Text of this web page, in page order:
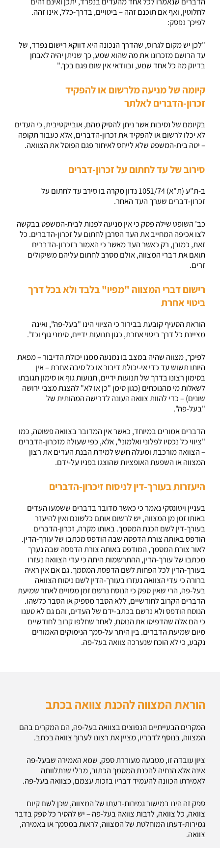
לחלוטין, ואף אם תוכנם זהה – ביטויים, בדרך-כלל, אינו זהה.
לפיכך נפסק:
"לכן יש מקום לגרוס, שהדרך הנכונה היא דווקא רישום נפרד, של
עד הרושם מזכרונו את מה שהוא שמע, כך שניתן יהיה לאבחן
בדיוק מה כל אחד שמע, ובוודאי אין שום פגם בכך."
קיומה של מניעה מלרשום או להפקיד
זכרון-הדברים לאלתר
בקיומם של נסיבות אשר ניתן להסיק מהם, אובייקטיבית, כי העדים
לא יכלו לרשום או להפקיד את זכרון-הדברים, אלא כעבור תקופה
– יטה בית-המשפט שלא לייחס לאיחור פגם הפוסל את הצוואה.
סירוב של עד לחתום על זכרון-דברים
ב-ת"ע (ת"א) 1051/74 נדון מקרה בו סירב עד לחתום על
זכרון-דברים שערך העד האחר.
כב' השופט שילה פסק כי אין מניעה לפנות לבית-המשפט בבקשה
לצו אכיפה המחייב את העד הסרבן לחתום על זכרון-הדברים. כל
זאת, כמובן, רק כאשר העד מאשר כי האמור בזכרון-הדברים
תואם את דברי המצווה, אולם מסרב לחתום עליהם משיקולים
זרים.
רישום דברי המצווה "מפיו" בלבד ולא בכל דרך
ביטוי אחרת
הוראת הסעיף קובעת בבירור כי הציווי הינו "בעל-פה", ואינה
מציינת כל דרך ביטוי אחרת, כגון תנועות ידיים, סימני גוף וכד'.
לפיכך, מצווה שהיה במצב בו נמנעה ממנו יכולת הדיבור – מפאת
היותו תשוש עד כדי אי-יכולת דיבור או כל סיבה אחרת – אין
בסימון רצונו בדרך של תנועות ידיים, תנועות גוף או סימון תגובתו
לשאלות מי מהנוכחים (כגון סימן "כן או לא" להצגת מצבי ירושה
שונים) – כדי להוות צוואה העונה לדרישה המהותית של
"בעל-פה".
הדברים אמורים במיוחד, כאשר אין המדובר בצוואה פשוטה, כמו
"ציווי כל נכסיו לפלוני ואלמוני", אלא, כפי שעולה מזכרון-הדברים
– הצוואה מורכבת ומעלה חשש למידת הבנת העדים את רצון
המצווה או השפעת האופציות שהוצגו בפניו על-ידם.
היעזרות בעורך-דין לניסוח זיכרון-הדברים
בעניין ויטונסקי נאמר כי כאשר מדובר בדברים ששמעו העדים
באותו זמן מן המצווה, יש לרשום אותם כלשונם ואין להיעזר
בעורך-דין לשם הכנת המסמך. באותו מקרה, זכרון-הדברים
הודפס באותה צורת הדפסה שבה הודפס מכתבו של עורך-הדין.
לאור צורת המסמך, המודפס באותה צורת הדפסה שבה נערך
מכתבו של עורך-הדין, ההתרשמות היתה כי עדי הצוואה נעזרו
בעורך-הדין לכל הפחות לשם הדפסת המסמך. גם אם אין ראיה
ברורה כי עדי הצוואה נעזרו בעורך-הדין לשם ניסוח הצוואה
בעל-פה, הרי שאין ספק כי הנוסח נרשם זמן מסויים לאחר שמיעת
הדברים הקרוב לחודשיים, ללא הסבר מספיק או הסבר כלשהו.
הנוסח הודפס ולא נרשם בכתב-ידם של העדים, והם גם לא טענו
כי הם אלה שהדפיסו את הנוסח, לאחר שחלפו קרוב לחודשיים
מיום שמיעת הדברים. בין היתר על-סמך הנימוקים האמורים
נקבע, כי לא הוכח שנערכה צוואה בעל-פה.
הוראת המצווה להכנת צוואה בכתב
המקרים הבעייתיים הנפוצים בצוואה בעל-פה, הם המקרים בהם
המצווה, בנוסף לדבריו, מציין את רצונו לערוך צוואה בכתב.
ציון עובדה זו, מטבעה מעוררת ספק, שמא האמירה שבעל-פה
אינה אלא הנחיה להכנת המסמך הכתוב, מבלי שנתלוותה
לאמירתו הכוונה להעמיד דבריו בזכות עצמם, כצוואה בעל-פה.
ספק זה הינו במישור גמירות-דעתו של המצווה, שכן לשם קיום
צוואה, כל צוואה, לרבות צוואה בעל-פה – יש להסיר כל ספק בדבר
גמירות-דעתו המוחלטת של המצווה, לראות במסמך או באמירה,
צוואה.